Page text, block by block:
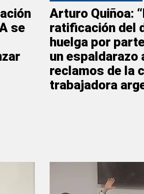
se
Arturo Quiñoa:
ratificación del
huelga por
un espaldarazo
reclamos de la
trabajadora